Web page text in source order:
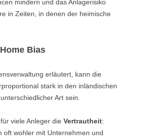
mindern und das Anlagerisiko
in Zeiten, in denen der heimische
Bias
erläutert, kann die
stark in den inländischen
Art sein.
viele Anleger die Vertrautheit:
oft wohler mit Unternehmen und